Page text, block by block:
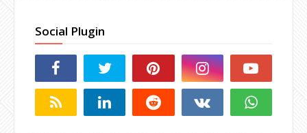
Social Plugin